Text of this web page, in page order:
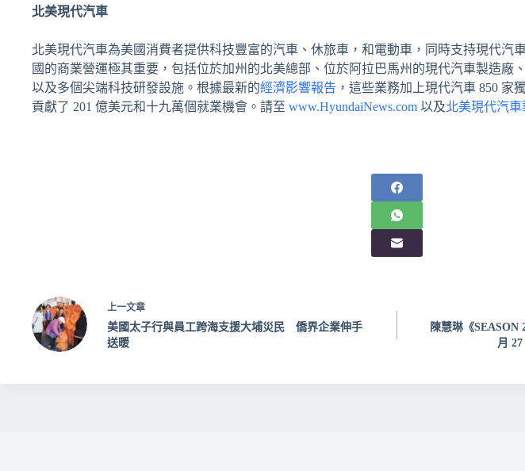
北美現代汽車
北美現代汽車為美國消費者提供科技豐富的汽車、休旅車，和電動車，同時支持現代汽
國的商業營運極其重要，包括位於加州的北美總部、位於阿拉巴馬州的現代汽車製造廠
以及多個尖端科技研發設施。根據最新的經濟影響報告 ，這些業務加上現代汽車 850 家
貢獻了 201 億美元和十九萬個就業機會。請至 www.HyundaiNews.com 以及北美現代汽
上一文章
美國太子行與員工跨海支援大埔災民 僑界企業伸手
送暖
陳慧琳《SEASON
月